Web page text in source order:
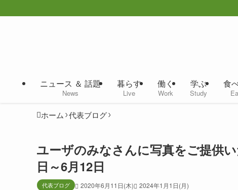
ニュース ＆ 話題
News
暮らす
Live
働く
Work
学ぶ
Study
食
ホーム 代表ブログ
ユーザのみなさんに写真をご提供
日～6月12日
代表ブログ 2020年6月11日(木) 2024年1月1日(月)